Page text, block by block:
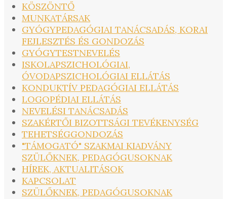
KÖSZÖNTŐ
MUNKATÁRSAK
GYÓGYPEDAGÓGIAI TANÁCSADÁS, KORAI
FEJLESZTÉS ÉS GONDOZÁS
GYÓGYTESTNEVELÉS
ISKOLAPSZICHOLÓGIAI,
ÓVODAPSZICHOLÓGIAI ELLÁTÁS
KONDUKTÍV PEDAGÓGIAI ELLÁTÁS
LOGOPÉDIAI ELLÁTÁS
NEVELÉSI TANÁCSADÁS
SZAKÉRTŐI BIZOTTSÁGI TEVÉKENYSÉG
TEHETSÉGGONDOZÁS
"TÁMOGATÓ" SZAKMAI KIADVÁNY
SZÜLŐKNEK, PEDAGÓGUSOKNAK
HÍREK, AKTUALITÁSOK
KAPCSOLAT
SZÜLŐKNEK, PEDAGÓGUSOKNAK